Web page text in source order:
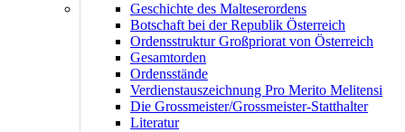
Geschichte des Malteserordens
Botschaft bei der Republik Österreich
Ordensstruktur Großpriorat von Österreich
Gesamtorden
Ordensstände
Verdienstauszeichnung Pro Merito Melitensi
Die Grossmeister/Grossmeister-Statthalter
Literatur